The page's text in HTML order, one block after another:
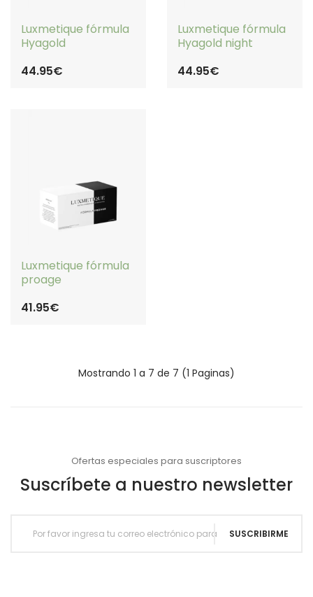
Luxmetique fórmula
Hyagold
44.95€
Luxmetique fórmula
Hyagold night
44.95€
Luxmetique fórmula
proage
41.95€
Mostrando 1 a 7 de 7 (1 Paginas)
Ofertas especiales para suscriptores
Suscríbete a nuestro newsletter
SUSCRIBIRME